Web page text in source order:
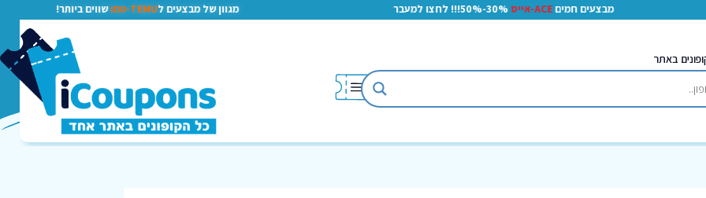
מבצעים חמיםACE-אייס 30%-50%!!! לחצו למעבר מגוון של מבצעים לTEMU-טמו שווים ביותר!
באתר